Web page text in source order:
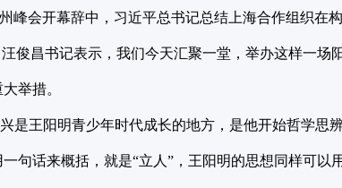
峰会开幕辞中，习近平总书记总结上海合作组织在
俊昌书记表示，我们今天汇聚一堂，举办这样一
举措。
王阳明青少年时代成长的地方，是他开始哲学思
句话来概括，就是“立人”，王阳明的思想同样可